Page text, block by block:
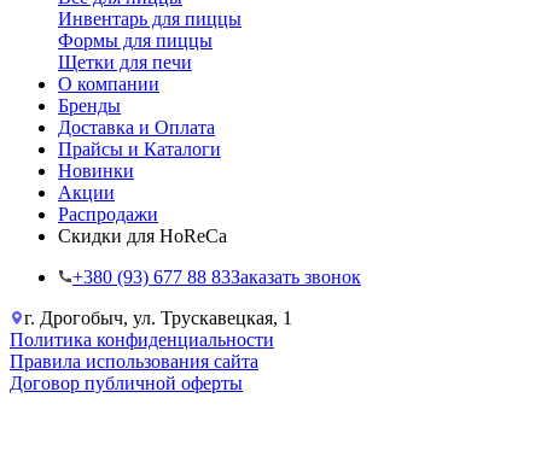
Инвентарь для пиццы
Формы для пиццы
Щетки для печи
О компании
Бренды
Доставка и Оплата
Прайсы и Каталоги
Новинки
Акции
Распродажи
Скидки для HoReCa
+38‎0 (93) 677 88 83Заказать звонок
г. Дрогобыч, ул. Трускавецкая, 1
Политика конфиденциальности
Правила использования сайта
Договор публичной оферты